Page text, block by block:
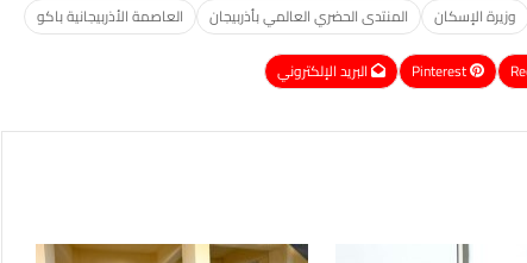
وزيرة الإسكان المنتدى الحضري العالمي بأذربيجان العاصمة الأذربيجانية باكو
Pinterest البريد الإلكتروني